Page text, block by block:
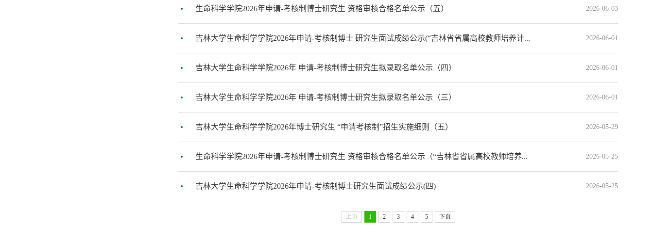
生命科学学院2026年申请-考核制博士研究生 资格审核合格名单公示（五） 2026-06-03
吉林大学生命科学学院2026年申请-考核制博士 研究生面试成绩公示(“吉林省省属高校教师培养计... 2026-06-01
吉林大学生命科学学院2026年 申请-考核制博士研究生拟录取名单公示（四） 2026-06-01
吉林大学生命科学学院2026年 申请-考核制博士研究生拟录取名单公示（三） 2026-06-01
吉林大学生命科学学院2026年博士研究生 “申请考核制”招生实施细则（五） 2026-05-29
生命科学学院2026年申请-考核制博士研究生 资格审核合格名单公示（“吉林省省属高校教师培养... 2026-05-25
吉林大学生命科学学院2026年申请-考核制博士研究生面试成绩公示(四) 2026-05-25
上页 1 2 3 4 5 下页